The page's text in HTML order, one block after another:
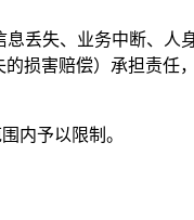
丢失、业务中断、人
损害赔偿）承担责任
内予以限制。